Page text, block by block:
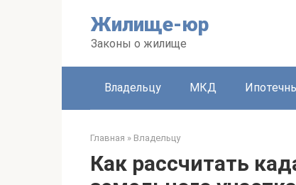
Жилище-юр
Законы о жилище
Владельцу МКД
Главная » Владельцу
Как рассчитать